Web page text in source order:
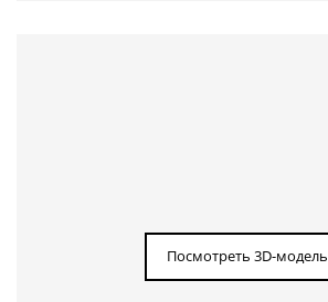
Посмотреть 3D-модель